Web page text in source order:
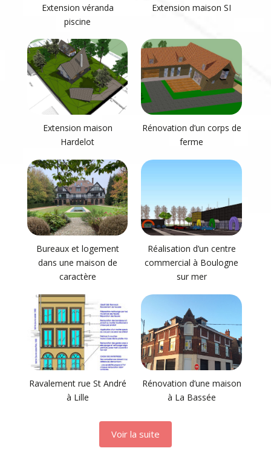
Extension véranda
piscine
Extension maison SI
Extension maison
Hardelot
Rénovation d’un corps de
ferme
Bureaux et logement
dans une maison de
caractère
Réalisation d’un centre
commercial à Boulogne
sur mer
Ravalement rue St André
à Lille
Rénovation d’une maison
à La Bassée
Voir la suite